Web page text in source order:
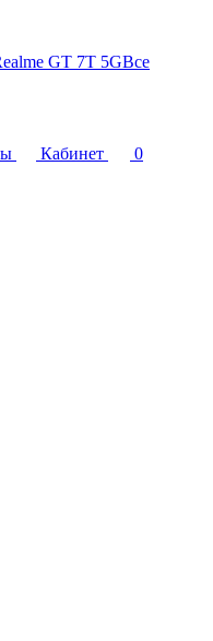
GT 7T 5GВсе
Кабинет
0